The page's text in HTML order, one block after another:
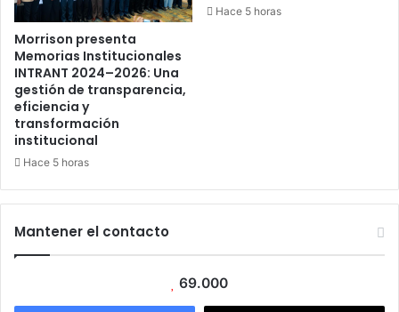
Morrison presenta
Memorias Institucionales
INTRANT 2024–2026: Una
gestión de transparencia,
eficiencia y
transformación
institucional
Hace 5 horas
Hace 5 horas
Mantener el contacto
69.000